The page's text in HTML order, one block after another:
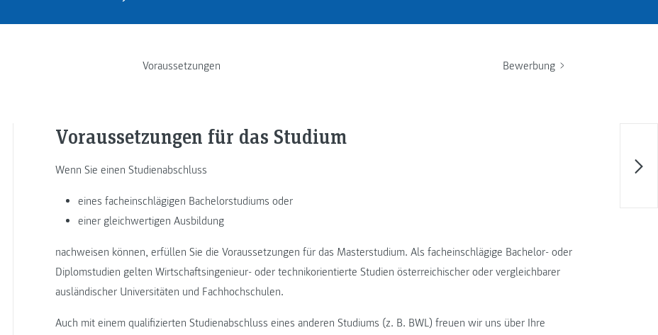
Voraussetzungen Bewerbung
Voraussetzungen für das Studium
Wenn Sie einen Studienabschluss
eines facheinschlägigen Bachelorstudiums oder
einer gleichwertigen Ausbildung
nachweisen können, erfüllen Sie die Voraussetzungen für das Masterstudium. Als facheinschlägige Bachelor- oder
Diplomstudien gelten Wirtschaftsingenieur- oder technikorientierte Studien österreichischer oder vergleichbarer
ausländischer Universitäten und Fachhochschulen.
Auch mit einem qualifizierten Studienabschluss eines anderen Studiums (z. B. BWL) freuen wir uns über Ihre